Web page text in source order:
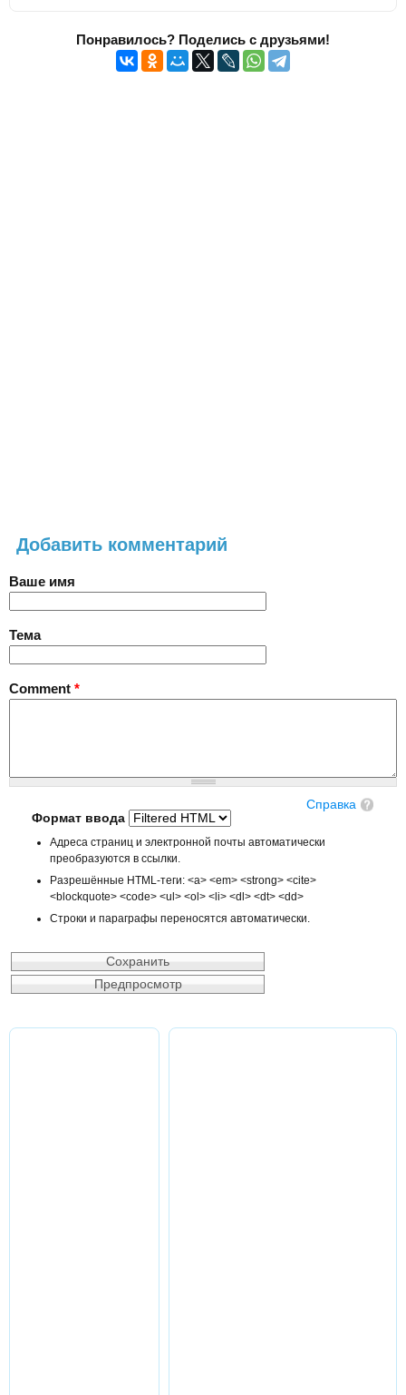
Понравилось? Поделись с друзьями!
Добавить комментарий
Ваше имя
Тема
Comment *
Справка
Формат ввода
Адреса страниц и электронной почты автоматически
преобразуются в ссылки.
Разрешённые HTML-теги: <a> <em> <strong> <cite>
<blockquote> <code> <ul> <ol> <li> <dl> <dt> <dd>
Строки и параграфы переносятся автоматически.